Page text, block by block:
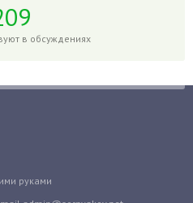
в обсуждениях
руками